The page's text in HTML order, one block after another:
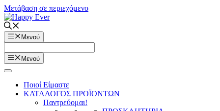
Μετάβαση σε περιεχόμενο
Μενού
Μενού
Ποιοί Είμαστε
ΚΑΤΑΛΟΓΟΣ ΠΡΟΪΟΝΤΩΝ
Παντρεύομαι!